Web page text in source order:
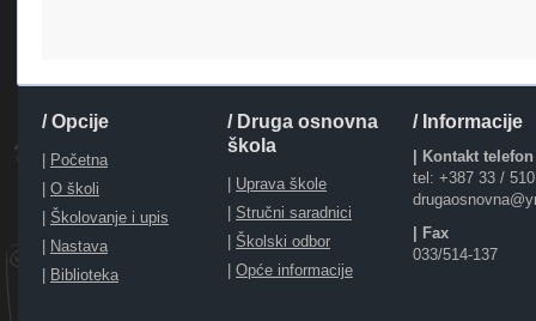
/ Opcije
| Početna
| O školi
| Školovanje i upis
| Nastava
| Biblioteka
/ Druga osnovna
škola
| Uprava škole
| Stručni saradnici
| Školski odbor
| Opće informacije
/ Informacije
| Kontakt telefon
tel: +387 33 /
| Fax
033/514-137